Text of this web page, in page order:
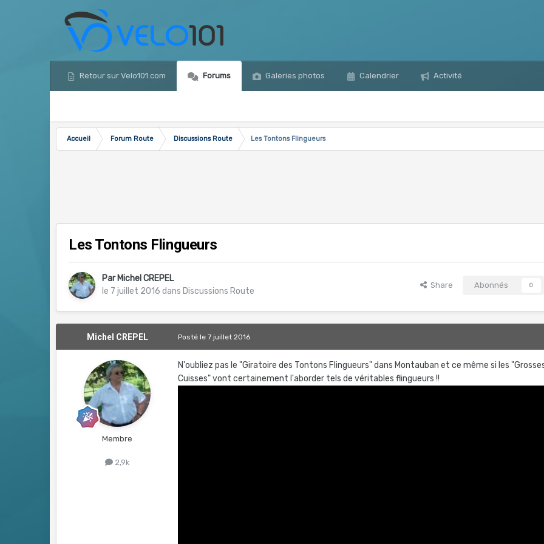
Retour sur Velo101.com Forums Galeries photos Calendrier Activité
Accueil Forum Route Discussions Route Les Tontons Flingueurs
Les Tontons Flingueurs
Par Michel CREPEL
le 7 juillet 2016 dans Discussions Route
Share Abonnés 0
Michel CREPEL
Membre
2,9k
Postéle 7 juillet 2016
N'oubliez pas le "Giratoire des Tontons Flingueurs" dans Montauban et ce même si les
Cuisses" vont certainement l'aborder tels de véritables flingueurs !!